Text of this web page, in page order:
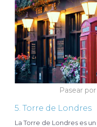
Pasear
5. Torre de Londres
La Torre de Londres es